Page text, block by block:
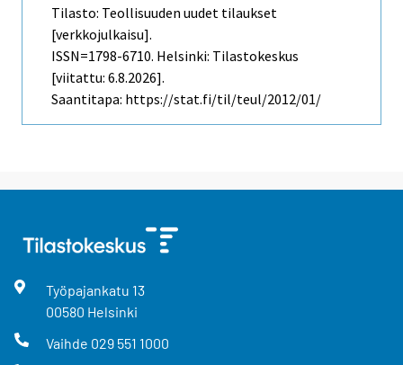
Tilasto: Teollisuuden uudet tilaukset
[verkkojulkaisu].
ISSN=1798-6710. Helsinki: Tilastokeskus
[viitattu: 6.8.2026].
Saantitapa: https://stat.fi/til/teul/2012/01/
Työpajankatu 13
00580 Helsinki
Vaihde 029 551 1000